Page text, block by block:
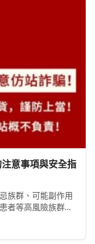
意事項與安全指
族群、可能副作用
者等高風險族群應